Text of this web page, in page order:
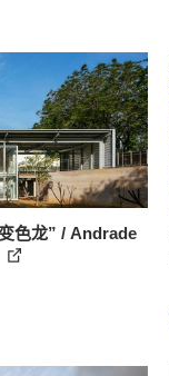
色龙” / Andrade